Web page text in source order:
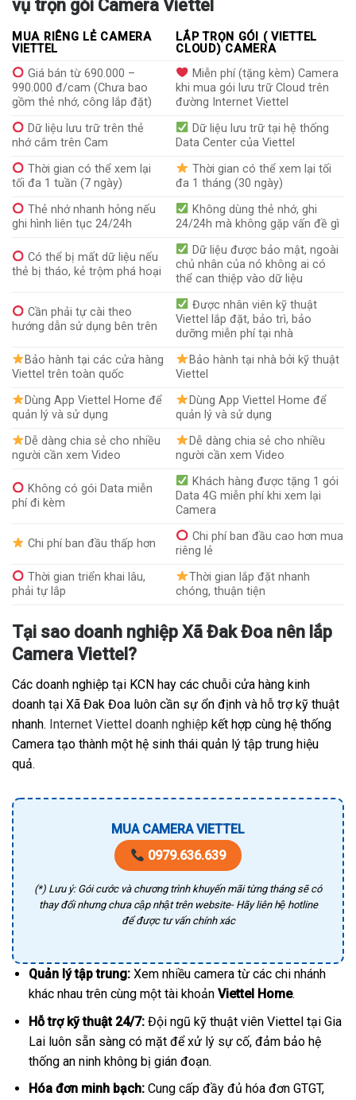
vụ trọn gói Camera Viettel
MUA RIÊNG LẺ CAMERA
VIETTEL
LẮP TRỌN GÓI ( VIETTEL
CLOUD) CAMERA
Giá bán từ 690.000 –
990.000 đ/cam (Chưa bao
gồm thẻ nhớ, công lắp đặt)
Miễn phí (tặng kèm) Camera
khi mua gói lưu trữ Cloud trên
đường Internet Viettel
Dữ liệu lưu trữ trên thẻ
nhớ cắm trên Cam
Dữ liệu lưu trữ tại hệ thống
Data Center của Viettel
Thời gian có thể xem lại
tối đa 1 tuần (7 ngày)
Thời gian có thể xem lại tối
đa 1 tháng (30 ngày)
Thẻ nhớ nhanh hỏng nếu
ghi hình liên tục 24/24h
Không dùng thẻ nhớ, ghi
24/24h mà không gặp vấn đề gì
Có thể bị mất dữ liệu nếu
thẻ bị tháo, kẻ trộm phá hoại
Dữ liệu được bảo mật, ngoài
chủ nhân của nó không ai có
thể can thiệp vào dữ liệu
Cần phải tự cài theo
hướng dẫn sử dụng bên trên
Được nhân viên kỹ thuật
Viettel lắp đặt, bảo trì, bảo
dưỡng miễn phí tại nhà
Bảo hành tại các cửa hàng
Viettel trên toàn quốc
Bảo hành tại nhà bởi kỹ thuật
Viettel
Dùng App Viettel Home để
quản lý và sử dụng
Dùng App Viettel Home để
quản lý và sử dụng
Dễ dàng chia sẻ cho nhiều
người cần xem Video
Dễ dàng chia sẻ cho nhiều
người cần xem Video
Không có gói Data miễn
phí đi kèm
Khách hàng được tặng 1 gói
Data 4G miễn phí khi xem lại
Camera
Chi phí ban đầu thấp hơn
Chi phí ban đầu cao hơn mua
riêng lẻ
Thời gian triển khai lâu,
phải tự lắp
Thời gian lắp đặt nhanh
chóng, thuận tiện
Tại sao doanh nghiệp Xã Đak Đoa nên lắp
Camera Viettel?
Các doanh nghiệp tại KCN hay các chuỗi cửa hàng kinh
doanh tại Xã Đak Đoa luôn cần sự ổn định và hỗ trợ kỹ thuật
nhanh. Internet Viettel doanh nghiệp kết hợp cùng hệ thống
Camera tạo thành một hệ sinh thái quản lý tập trung hiệu
quả.
MUA CAMERA VIETTEL
0979.636.639
(*) Lưu ý: Gói cước và chương trình khuyến mãi từng tháng sẽ có
thay đổi nhưng chưa cập nhật trên website- Hãy liên hệ hotline
để được tư vấn chính xác
Quản lý tập trung:Xem nhiều camera từ các chi nhánh
khác nhau trên cùng một tài khoản Viettel Home.
Hỗ trợ kỹ thuật 24/7:Đội ngũ kỹ thuật viên Viettel tại Gia
Lai luôn sẵn sàng có mặt để xử lý sự cố, đảm bảo hệ
thống an ninh không bị gián đoạn.
Hóa đơn minh bạch:Cung cấp đầy đủ hóa đơn GTGT,